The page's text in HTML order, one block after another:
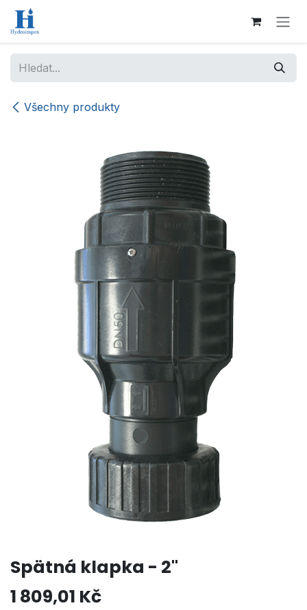
Přejít na obsah
Všechny produkty
Spätná klapka - 2"
1 809,01 Kč